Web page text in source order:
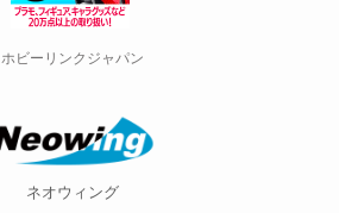
ホビーリンクジャパン
ネオウィング